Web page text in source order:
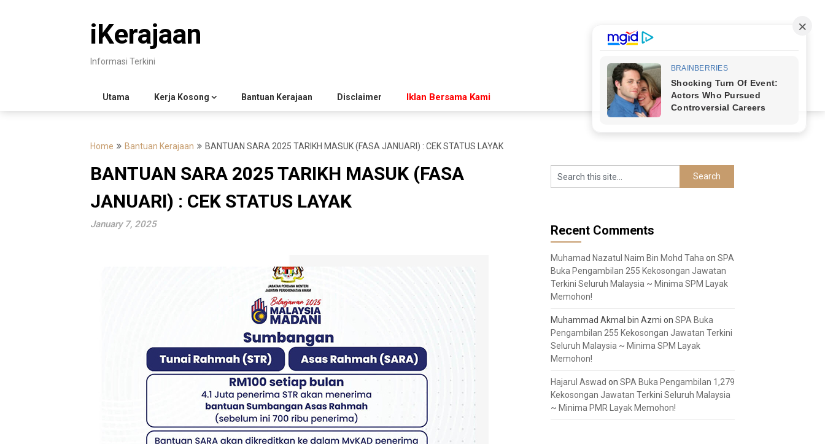
iKerajaan
Informasi Terkini
Utama Kerja Kosong Bantuan Kerajaan Disclaimer Iklan Bersama Kami
Home Bantuan Kerajaan BANTUAN SARA 2025 TARIKH MASUK (FASA JANUARI) : CEK STATUS LAYAK
BANTUAN SARA 2025 TARIKH MASUK (FASA
JANUARI) : CEK STATUS LAYAK
January 7, 2025 Recent Comments
Muhamad Nazatul Naim Bin Mohd Taha on SPA
Buka Pengambilan 255 Kekosongan Jawatan
Terkini Seluruh Malaysia ~ Minima SPM Layak
Memohon!
Muhammad Akmal bin Azmi on SPA Buka
Pengambilan 255 Kekosongan Jawatan Terkini
Seluruh Malaysia ~ Minima SPM Layak
Memohon!
Hajarul Aswad on SPA Buka Pengambilan 1,279
Kekosongan Jawatan Terkini Seluruh Malaysia
~ Minima PMR Layak Memohon!